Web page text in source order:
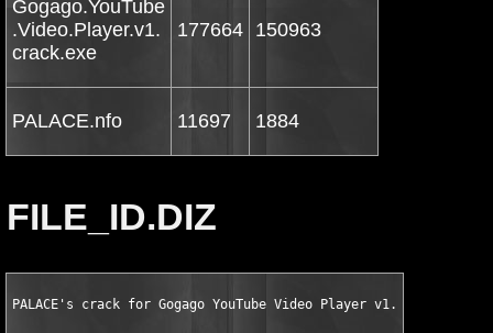
Gogago.YouTube
.Video.Player.v1.
crack.exe
177664 150963
PALACE.nfo 11697 1884
FILE_ID.DIZ
PALACE's crack for Gogago YouTube Video Player v1.1.0 WinAll